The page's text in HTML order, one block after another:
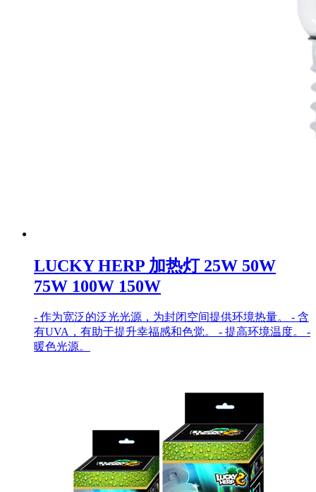
LUCKY HERP 加热灯 25W 50W
75W 100W 150W
- 作为宽泛的泛光光源，为封闭空间提供环境热量。 - 含
有UVA，有助于提升幸福感和色觉。 - 提高环境温度。 -
暖色光源。